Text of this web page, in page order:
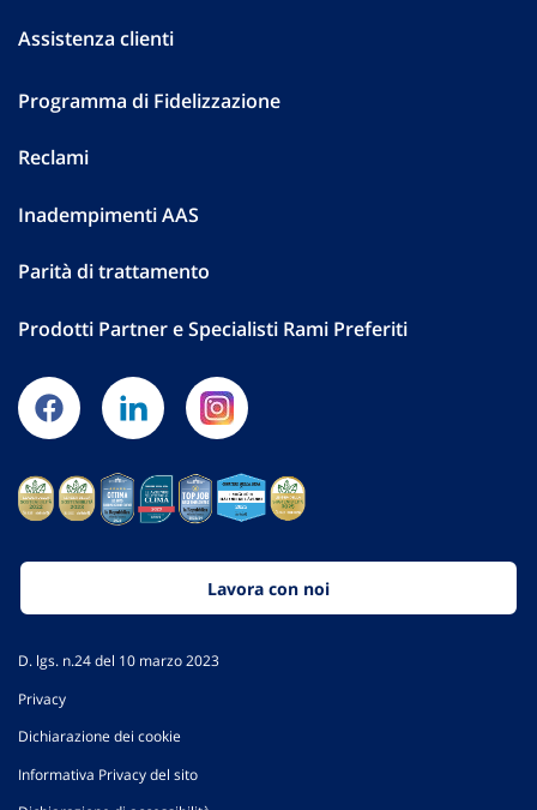
Assistenza clienti
Programma di Fidelizzazione
Reclami
Inadempimenti AAS
Parità di trattamento
Prodotti Partner e Specialisti Rami Preferiti
Lavora con noi
D. lgs. n.24 del 10 marzo 2023
Privacy
Dichiarazione dei cookie
Informativa Privacy del sito